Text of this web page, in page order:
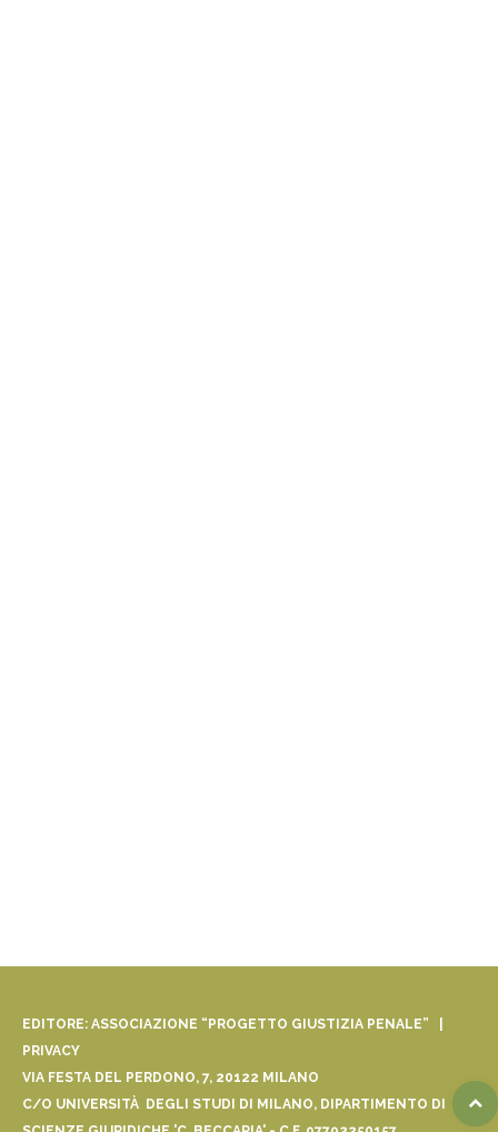
EDITORE: ASSOCIAZIONE “PROGETTO GIUSTIZIA PENALE” |
PRIVACY
VIA FESTA DEL PERDONO, 7, 20122 MILANO
C/O UNIVERSITÀ DEGLI STUDI DI MILANO, DIPARTIMENTO DI